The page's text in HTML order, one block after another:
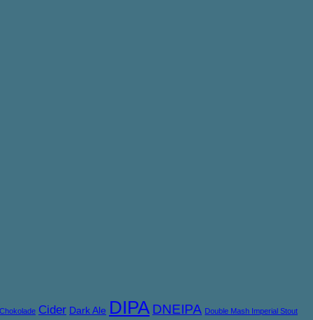
Chokolade Cider Dark Ale DIPA DNEIPA Double Mash Imperial Stout